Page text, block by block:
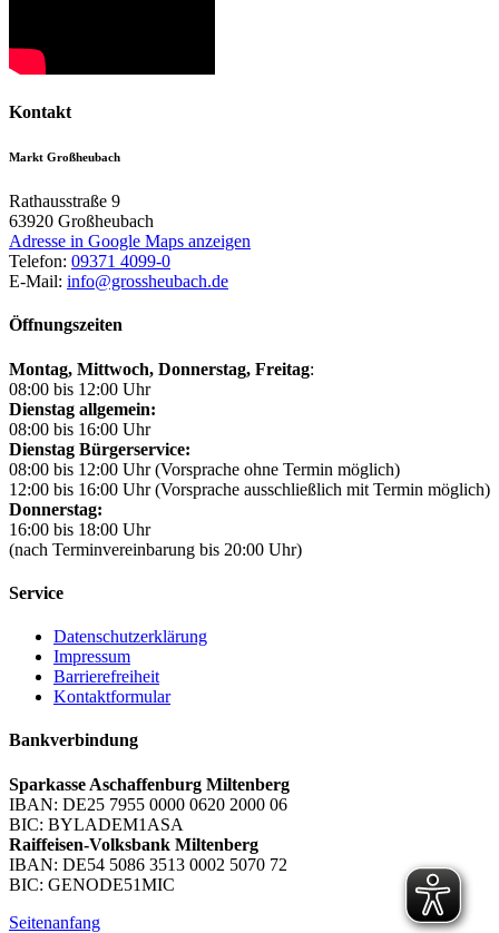
Kontakt
Markt Großheubach
Rathausstraße 9
63920 Großheubach
Adresse in Google Maps anzeigen
Telefon: 09371 4099-0
E-Mail: info@grossheubach.de
Öffnungszeiten
Montag, Mittwoch, Donnerstag, Freitag:
08:00 bis 12:00 Uhr
Dienstag allgemein:
08:00 bis 16:00 Uhr
Dienstag Bürgerservice:
08:00 bis 12:00 Uhr (Vorsprache ohne Termin möglich)
12:00 bis 16:00 Uhr (Vorsprache ausschließlich mit Termin möglich)
Donnerstag:
16:00 bis 18:00 Uhr
(nach Terminvereinbarung bis 20:00 Uhr)
Service
Datenschutzerklärung
Impressum
Barrierefreiheit
Kontaktformular
Bankverbindung
Sparkasse Aschaffenburg Miltenberg
IBAN: DE25 7955 0000 0620 2000 06
BIC: BYLADEM1ASA
Raiffeisen-Volksbank Miltenberg
IBAN: DE54 5086 3513 0002 5070 72
BIC: GENODE51MIC
Seitenanfang